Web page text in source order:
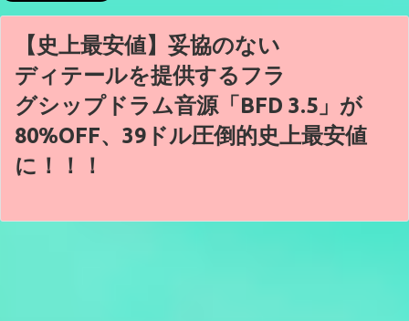
【史上最安値】妥協のない
ディテールを提供するフラ
グシップドラム音源「BFD 3.5」が
80%OFF、39ドル圧倒的史上最安値
に！！！